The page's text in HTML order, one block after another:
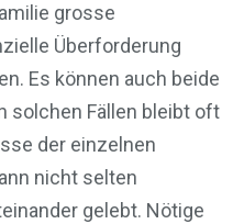
grosse
Überforderung
Es können auch beide
solchen Fällen bleibt oft
der einzelnen
nicht selten
gelebt. Nötige